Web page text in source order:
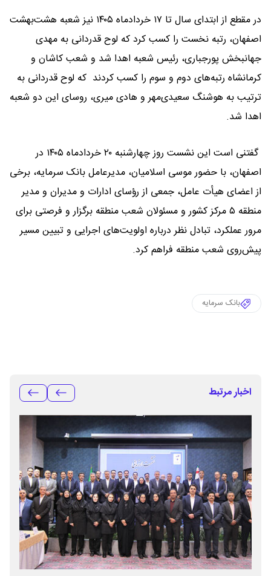
در مقطع از ابتدای سال تا ۱۷ خردادماه ۱۴۰۵ نیز شعبه هشت‌بهشت
اصفهان، رتبه نخست را کسب کرد که لوح قدردانی به مهدی
جهانبخش پورجباری، رئیس شعبه اهدا شد و شعب کاشان و
کرمانشاه رتبه‌های دوم و سوم را کسب کردند که لوح قدردانی به
ترتیب به هوشنگ سعیدی‌مهر و هادی میری، روسای این دو شعبه
اهدا شد.
گفتنی است این نشست روز چهارشنبه ۲۰ خردادماه ۱۴۰۵ در
اصفهان، با حضور موسی اسلامیان، مدیرعامل بانک سرمایه، برخی
از اعضای هیأت عامل، جمعی از رؤسای ادارات و مدیران و مدیر
منطقه ۵ مرکز کشور و مسئولان شعب منطقه برگزار و فرصتی برای
مرور عملکرد، تبادل نظر درباره اولویت‌های اجرایی و تبیین مسیر
پیش‌روی شعب منطقه فراهم کرد.
بانک سرمایه
اخبار مرتبط